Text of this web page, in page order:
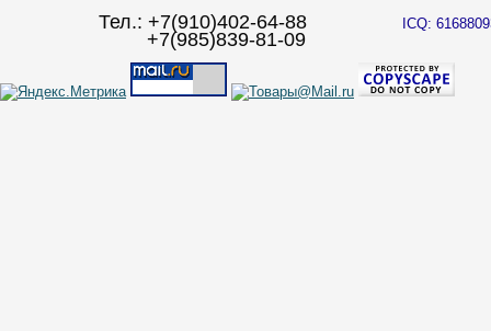
Тел.: +7(910)402-64-88
+7(985)839-81-09
ICQ: